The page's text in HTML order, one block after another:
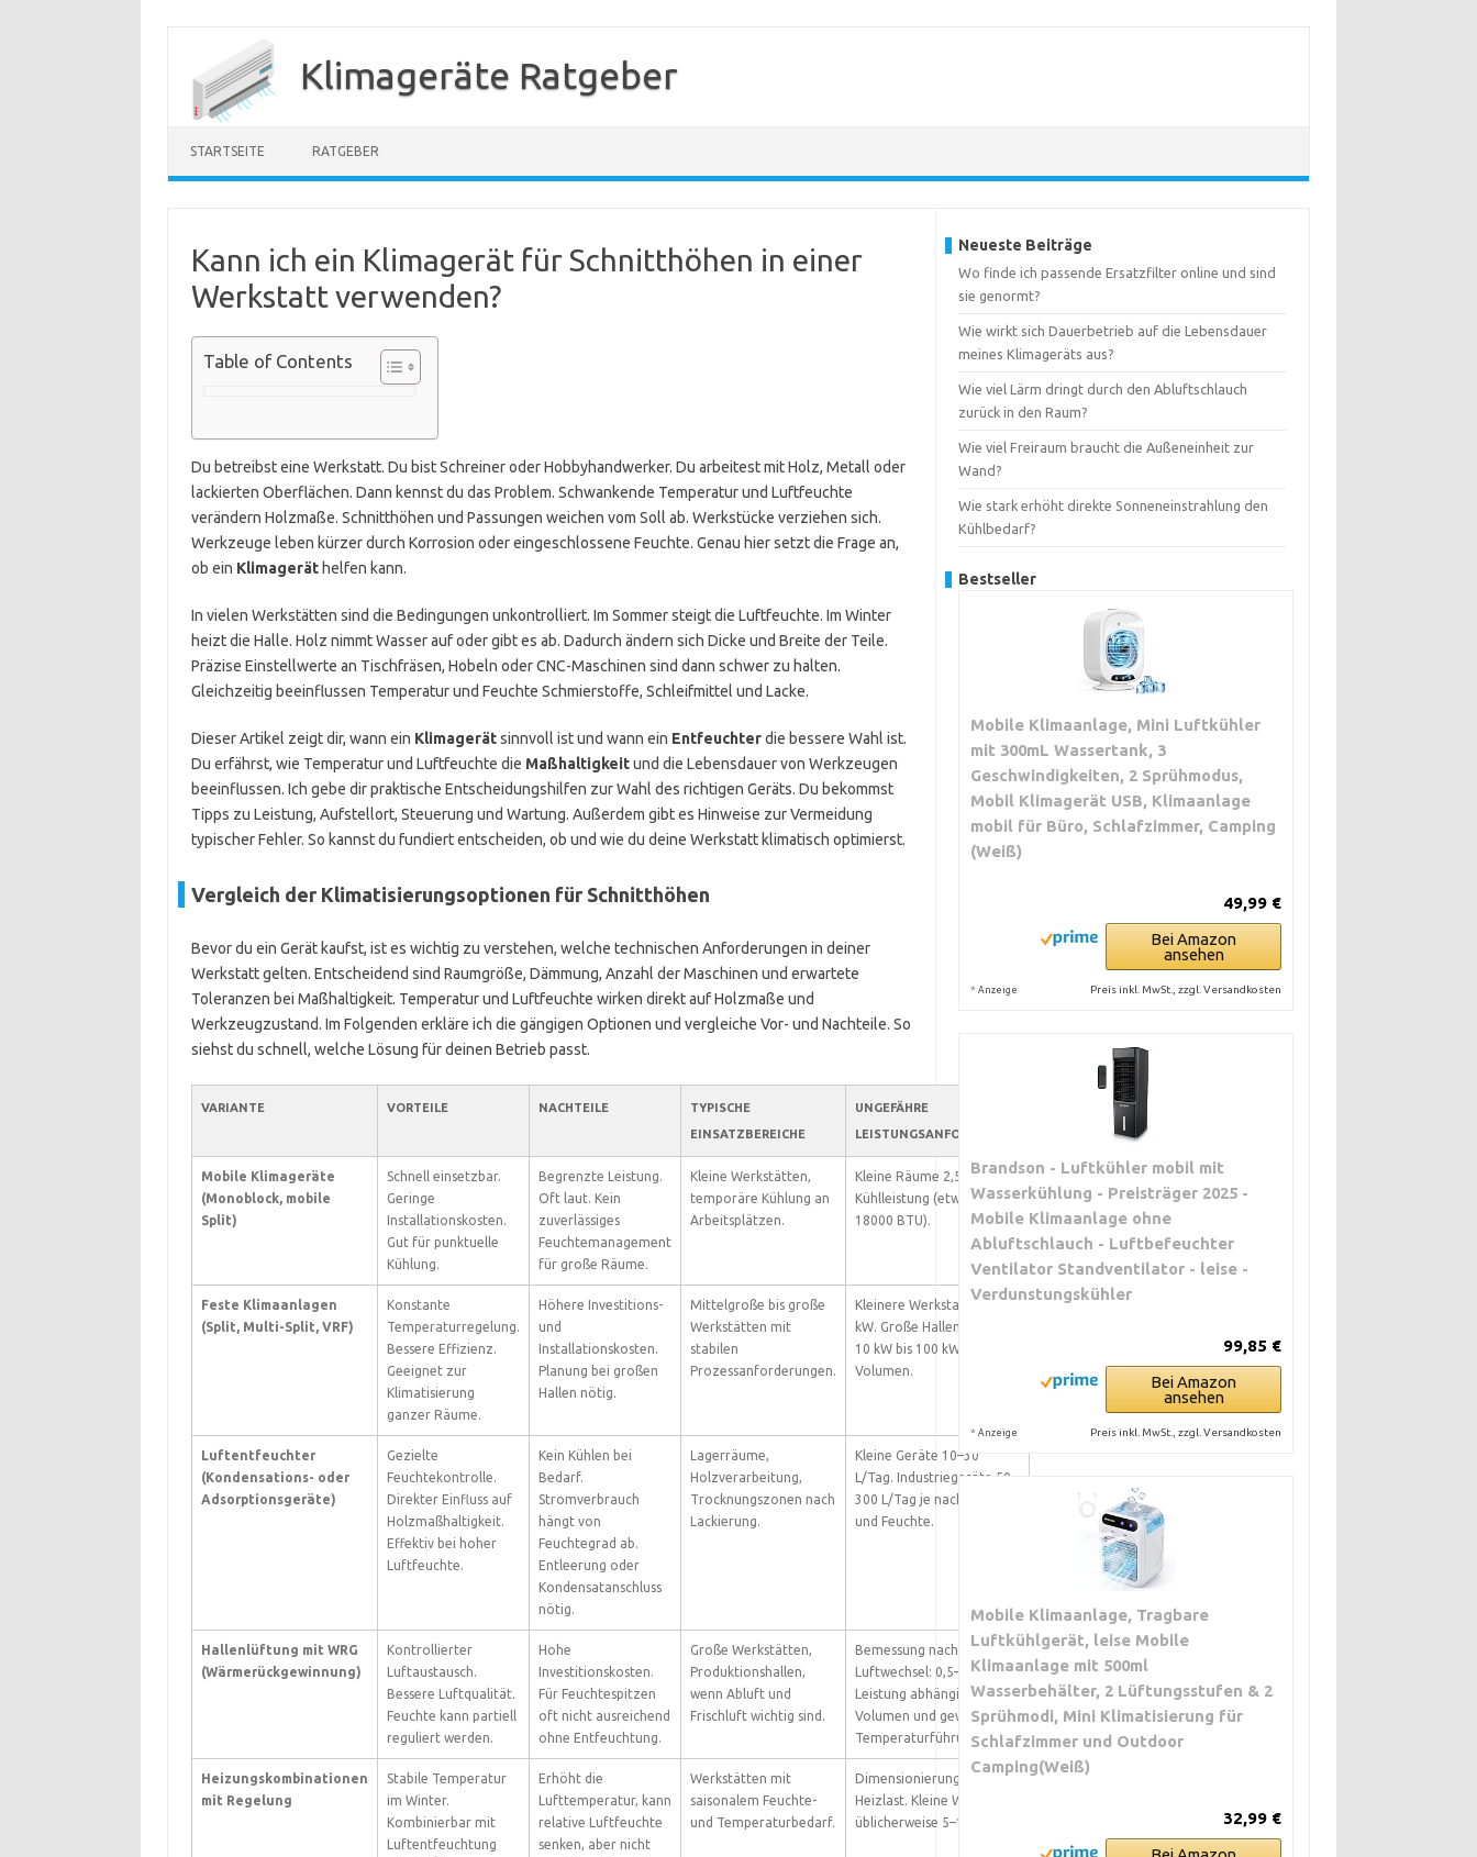
Klimageräte Ratgeber
STARTSEITE RATGEBER
Kann ich ein Klimagerät für Schnitthöhen in einer
Werkstatt verwenden?
Table of Contents
Du betreibst eine Werkstatt. Du bist Schreiner oder Hobbyhandwerker. Du arbeitest mit Holz, Metall oder
lackierten Oberflächen. Dann kennst du das Problem. Schwankende Temperatur und Luftfeuchte
verändern Holzmaße. Schnitthöhen und Passungen weichen vom Soll ab. Werkstücke verziehen sich.
Werkzeuge leben kürzer durch Korrosion oder eingeschlossene Feuchte. Genau hier setzt die Frage an,
ob ein Klimageräthelfen kann.
In vielen Werkstätten sind die Bedingungen unkontrolliert. Im Sommer steigt die Luftfeuchte. Im Winter
heizt die Halle. Holz nimmt Wasser auf oder gibt es ab. Dadurch ändern sich Dicke und Breite der Teile.
Präzise Einstellwerte an Tischfräsen, Hobeln oder CNC-Maschinen sind dann schwer zu halten.
Gleichzeitig beeinflussen Temperatur und Feuchte Schmierstoffe, Schleifmittel und Lacke.
Dieser Artikel zeigt dir, wann ein Klimagerätsinnvoll ist und wann ein Entfeuchterdie bessere Wahl ist.
Du erfährst, wie Temperatur und Luftfeuchte die Maßhaltigkeitund die Lebensdauer von Werkzeugen
beeinflussen. Ich gebe dir praktische Entscheidungshilfen zur Wahl des richtigen Geräts. Du bekommst
Tipps zu Leistung, Aufstellort, Steuerung und Wartung. Außerdem gibt es Hinweise zur Vermeidung
typischer Fehler. So kannst du fundiert entscheiden, ob und wie du deine Werkstatt klimatisch optimierst.
Vergleich der Klimatisierungsoptionen für Schnitthöhen
Bevor du ein Gerät kaufst, ist es wichtig zu verstehen, welche technischen Anforderungen in deiner
Werkstatt gelten. Entscheidend sind Raumgröße, Dämmung, Anzahl der Maschinen und erwartete
Toleranzen bei Maßhaltigkeit. Temperatur und Luftfeuchte wirken direkt auf Holzmaße und
Werkzeugzustand. Im Folgenden erkläre ich die gängigen Optionen und vergleiche Vor- und Nachteile. So
siehst du schnell, welche Lösung für deinen Betrieb passt.
VARIANTE VORTEILE NACHTEILE
TYPISCHE
EINSATZBEREICHE
UNGEFÄHRE
LEISTUNGSANFORDERUNG
Mobile Klimageräte
(Monoblock, mobile
Split)
Schnell einsetzbar.
Geringe
Installationskosten.
Gut für punktuelle
Kühlung.
Begrenzte Leistung.
Oft laut. Kein
zuverlässiges
Feuchtemanagement
für große Räume.
Kleine Werkstätten,
temporäre Kühlung an
Arbeitsplätzen.
Kleine Räume 2,5–5 kW
Kühlleistung (etwa 9000–
18000 BTU).
Feste Klimaanlagen
(Split, Multi-Split, VRF)
Konstante
Temperaturregelung.
Bessere Effizienz.
Geeignet zur
Klimatisierung
ganzer Räume.
Höhere Investitions-
und
Installationskosten.
Planung bei großen
Hallen nötig.
Mittelgroße bis große
Werkstätten mit
stabilen
Prozessanforderungen.
Kleinere Werkstatt 5–10
kW. Große Hallen mehrere
10 kW bis 100 kW je nach
Volumen.
Luftentfeuchter
(Kondensations- oder
Adsorptionsgeräte)
Gezielte
Feuchtekontrolle.
Direkter Einfluss auf
Holzmaßhaltigkeit.
Effektiv bei hoher
Luftfeuchte.
Kein Kühlen bei
Bedarf.
Stromverbrauch
hängt von
Feuchtegrad ab.
Entleerung oder
Kondensatanschluss
nötig.
Lagerräume,
Holzverarbeitung,
Trocknungszonen nach
Lackierung.
Kleine Geräte 10–30
L/Tag. Industriegeräte 50–
300 L/Tag je nach Raum
und Feuchte.
Hallenlüftung mit WRG
(Wärmerückgewinnung)
Kontrollierter
Luftaustausch.
Bessere Luftqualität.
Feuchte kann partiell
reguliert werden.
Hohe
Investitionskosten.
Für Feuchtespitzen
oft nicht ausreichend
ohne Entfeuchtung.
Große Werkstätten,
Produktionshallen,
wenn Abluft und
Frischluft wichtig sind.
Bemessung nach
Luftwechsel: 0,5–3 ACH.
Leistung abhängig von
Volumen und gewünschter
Temperaturführung.
Heizungskombinationen
mit Regelung
Stabile Temperatur
im Winter.
Kombinierbar mit
Luftentfeuchtung
Erhöht die
Lufttemperatur, kann
relative Luftfeuchte
senken, aber nicht
Werkstätten mit
saisonalem Feuchte-
und Temperaturbedarf.
Dimensionierung nach
Heizlast. Kleine Werkstatt
üblicherweise 5–15 kW.
Neueste Beiträge
Wo finde ich passende Ersatzfilter online und sind
sie genormt?
Wie wirkt sich Dauerbetrieb auf die Lebensdauer
meines Klimageräts aus?
Wie viel Lärm dringt durch den Abluftschlauch
zurück in den Raum?
Wie viel Freiraum braucht die Außeneinheit zur
Wand?
Wie stark erhöht direkte Sonneneinstrahlung den
Kühlbedarf?
Bestseller
Mobile Klimaanlage, Mini Luftkühler
mit 300mL Wassertank, 3
Geschwindigkeiten, 2 Sprühmodus,
Mobil Klimagerät USB, Klimaanlage
mobil für Büro, Schlafzimmer, Camping
(Weiß)
49,99 €
Bei Amazon
ansehen
* Anzeige Preis inkl. MwSt., zzgl. Versandkosten
Brandson - Luftkühler mobil mit
Wasserkühlung - Preisträger 2025 -
Mobile Klimaanlage ohne
Abluftschlauch - Luftbefeuchter
Ventilator Standventilator - leise -
Verdunstungskühler
99,85 €
Bei Amazon
ansehen
* Anzeige Preis inkl. MwSt., zzgl. Versandkosten
Mobile Klimaanlage, Tragbare
Luftkühlgerät, leise Mobile
Klimaanlage mit 500ml
Wasserbehälter, 2 Lüftungsstufen & 2
Sprühmodi, Mini Klimatisierung für
Schlafzimmer und Outdoor
Camping(Weiß)
32,99 €